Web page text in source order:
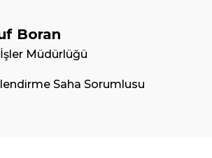
Boran
Müdürlüğü
Saha Sorumlusu